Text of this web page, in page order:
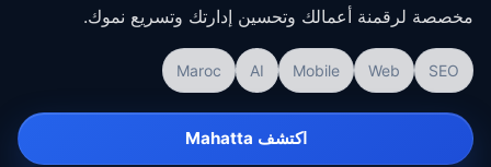
مخصصة لرقمنة أعمالك وتحسين إدارتك وتسريع نموك.
SEO
Web
Mobile
AI
Maroc
اكتشف Mahatta